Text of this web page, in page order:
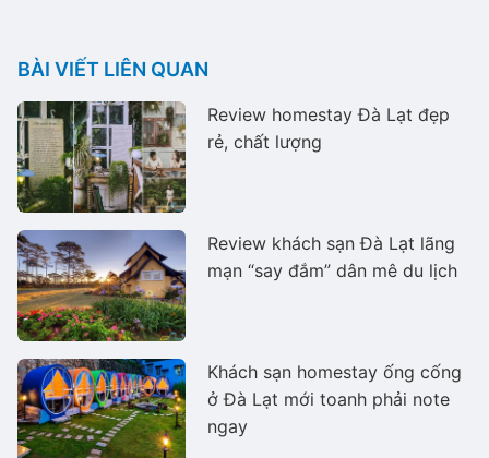
BÀI VIẾT LIÊN QUAN
Review homestay Đà Lạt đẹp
rẻ, chất lượng
Review khách sạn Đà Lạt lãng
mạn “say đắm” dân mê du lịch
Khách sạn homestay ống cống
ở Đà Lạt mới toanh phải note
ngay